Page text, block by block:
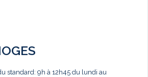
standard: 9h à 12h45 du lundi au